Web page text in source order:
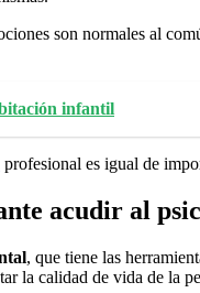
son normales al
infantil
profesional es igual de
acudir al
, que tiene las
la calidad de vida de la